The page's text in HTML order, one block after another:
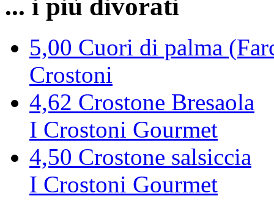
... i più divorati
5,00 Cuori di palma
Crostoni
4,62 Crostone Bresaola
I Crostoni Gourmet
4,50 Crostone salsiccia
I Crostoni Gourmet